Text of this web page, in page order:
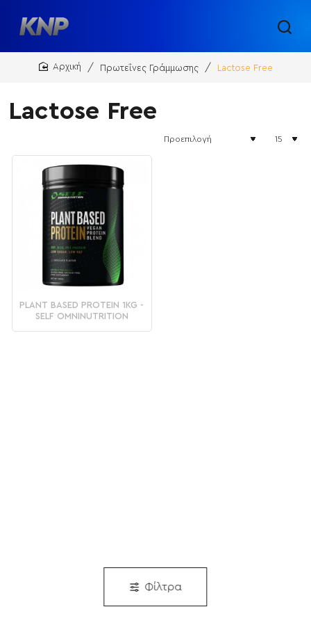
Πρωτεΐνες Γράμμωσης Lactose Free
Lactose Free
ΝΕΟ
PLANT BASED PROTEIN 1KG -
SELF OMNINUTRITION
Φίλτρα